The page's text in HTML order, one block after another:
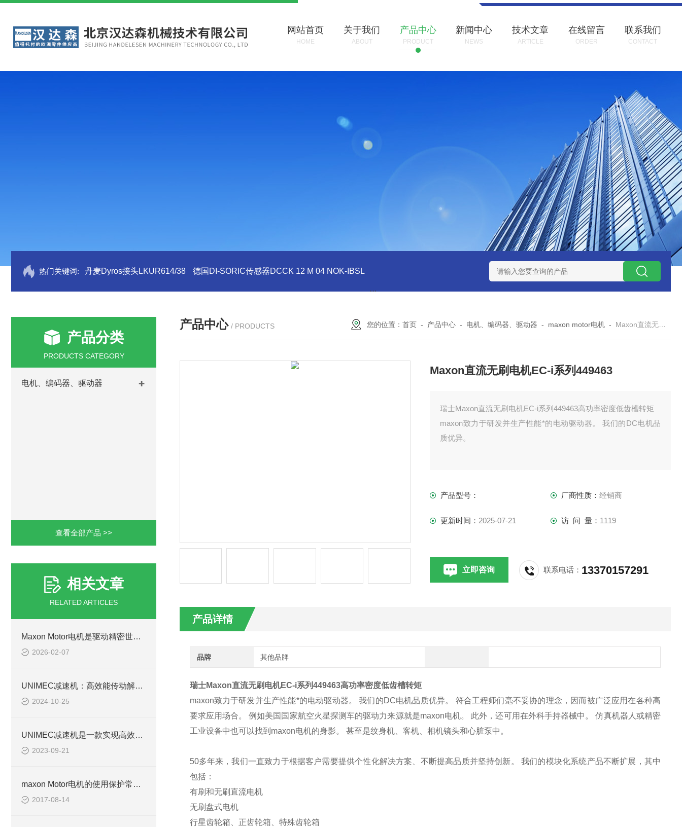
网站首页
HOME
关于我们
ABOUT
产品中心
PRODUCT
新闻中心
NEWS
技术文章
ARTICLE
在线留言
ORDER
联系我们
CONTACT
热门关键词: 丹麦Dyros接头LKUR614/38 德国DI-SORIC传感器DCCK 12 M 04 NOK-IBSL 德国DI-SORIC传感器DCC 08 M 02 PSK-TSL 瑞典AQ液位开关RS34 意大利
产品分类
PRODUCTS CATEGORY
电机、编码器、驱动器
查看全部产品 >>
相关文章
RELATED ARTICLES
Maxon Motor电机是驱动精密世界的“瑞士心脏”
2026-02-07
UNIMEC减速机：高效能传动解决方案的先锋
2024-10-25
UNIMEC减速机是一款实现高效能动力传输的重要装备
2023-09-21
maxon Motor电机的使用保护常识性操作
2017-08-14
产品中心 / PRODUCTS 您的位置：首页 - 产品中心 - 电机、编码器、驱动器 - maxon motor电机 - Maxon直流无刷电机EC-i系列449463
Maxon直流无刷电机EC-i系列449463
瑞士Maxon直流无刷电机EC-i系列449463高功率密度低齿槽转矩
maxon致力于研发并生产性能*的电动驱动器。 我们的DC电机品
质优异。
产品型号： 厂商性质： 经销商
更新时间： 2025-07-21 访 问 量： 1119
立即咨询 联系电话： 13370157291
产品详情
品牌 其他品牌
瑞士Maxon直流无刷电机EC-i系列449463高功率密度低齿槽转矩
maxon致力于研发并生产性能*的电动驱动器。 我们的DC电机品质优异。
符合工程师们毫不妥协的理念，因而被广泛应用在各种高
要求应用场合。
例如美国国家航空火星探测车的驱动力来源就是maxon电机。 此外，还可用在外科手持器械中。 仿真机器人或精密
工业设备中也可以找到 maxon电机的身影。 甚至是纹身机、客机、相机镜头和心脏泵中。
50多年来，我们一直致力于根据客户需要提供个性化解决方案、不断提高品质并坚持创新。 我们的模块化系统产品不断扩展，其中
包括：
有刷和无刷直流电机
无刷盘式电机
行星齿轮箱、正齿轮箱、特殊齿轮箱